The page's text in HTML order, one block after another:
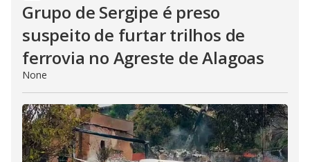
Grupo de Sergipe é preso
suspeito de furtar trilhos de
ferrovia no Agreste de Alagoas
None